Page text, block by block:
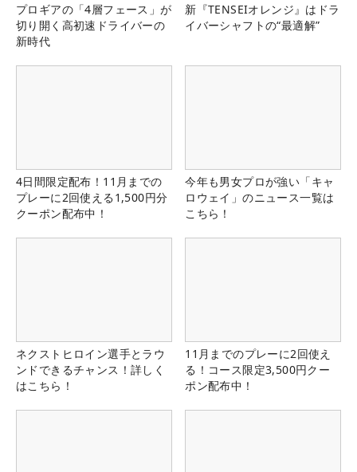
プロギアの「4層フェース」が
切り開く高初速ドライバーの
新時代
新『TENSEIオレンジ』はドラ
イバーシャフトの“最適解”
4日間限定配布！11月までの
プレーに2回使える1,500円分
クーポン配布中！
今年も男女プロが強い「キャ
ロウェイ」のニュース一覧は
こちら！
ネクストヒロイン選手とラウ
ンドできるチャンス！詳しく
はこちら！
11月までのプレーに2回使え
る！コース限定3,500円クー
ポン配布中！